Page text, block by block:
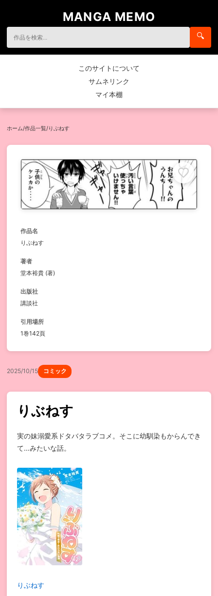
MANGA MEMO
🔍
このサイトについて
サムネリンク
マイ本棚
ホーム/作品一覧/りぶねす
作品名
りぶねす
著者
堂本裕貴 (著)
出版社
講談社
引用場所
1巻142頁
2025/10/15 コミック
りぶねす
実の妹溺愛系ドタバタラブコメ。そこに幼馴染もからんでき
て…みたいな話。
りぶねす